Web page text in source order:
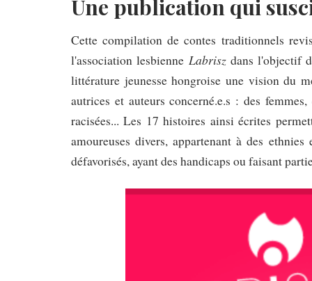
Une publication qui
Cette compilation de contes traditionnels
l'association lesbienne Labriszdans l'objectif
littérature jeunesse hongroise une vision du
autrices et auteurs concerné.e.s : des
racisées... Les 17 histoires ainsi écrites
amoureuses divers, appartenant à des
défavorisés, ayant des handicaps ou faisant